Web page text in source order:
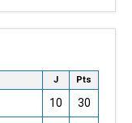
J Pts
10 30